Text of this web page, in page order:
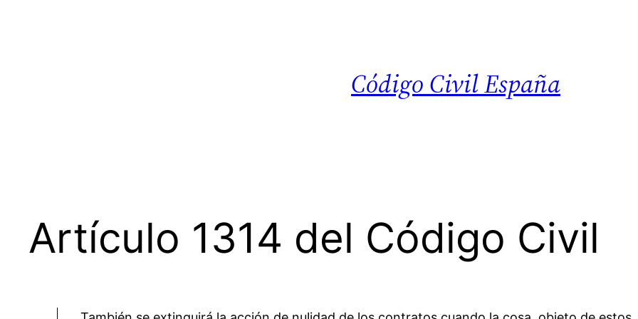
Código Civil España
Artículo 1314 del Código Civil